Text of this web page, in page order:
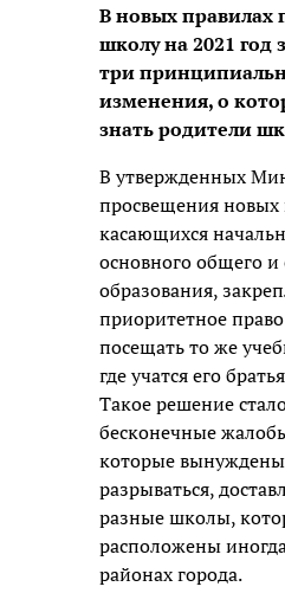
В новых правилах
школу на 2021 год
три
изменения, о
знать родители
В утвержденных
просвещения новых
касающихся
основного общего
образования,
приоритетное
посещать то же
где учатся его
Такое решение
бесконечные
которые
разрываться,
разные школы,
расположены
районах города.